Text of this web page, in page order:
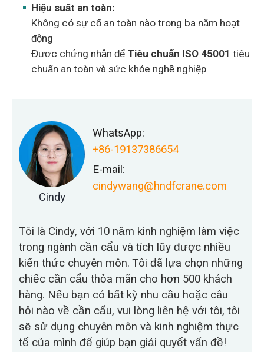
Hiệu suất an toàn:
Không có sự cố an toàn nào trong ba năm hoạt
động
Được chứng nhận để Tiêu chuẩn ISO 45001 tiêu
chuẩn an toàn và sức khỏe nghề nghiệp
Cindy
WhatsApp:
+86-19137386654
E-mail:
cindywang@hndfcrane.com
Tôi là Cindy, với 10 năm kinh nghiệm làm việc
trong ngành cần cẩu và tích lũy được nhiều
kiến thức chuyên môn. Tôi đã lựa chọn những
chiếc cần cẩu thỏa mãn cho hơn 500 khách
hàng. Nếu bạn có bất kỳ nhu cầu hoặc câu
hỏi nào về cần cẩu, vui lòng liên hệ với tôi, tôi
sẽ sử dụng chuyên môn và kinh nghiệm thực
tế của mình để giúp bạn giải quyết vấn đề!